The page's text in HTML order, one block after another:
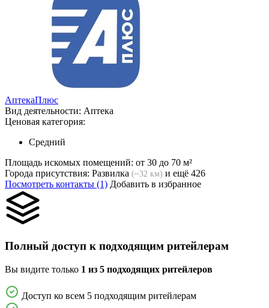
АптекаПлюс
Вид деятельности: Аптека
Ценовая категория:
Средний
Площадь искомых помещений: от 30 до 70 м²
Города присутствия: Развилка (~32 км) и ещё 426
Посмотреть контакты (1) Добавить в избранное
Полный доступ к подходящим ритейлерам
Вы видите только 1 из 5 подходящих ритейлеров
Доступ ко всем 5 подходящим ритейлерам